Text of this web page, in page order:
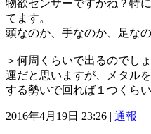
物欲センサーですかね？特
てます。
頭なのか、手なのか、足なの
＞何周くらいで出るのでし
運だと思いますが、メタル
する勢いで回れば１つくら
2016年4月19日 23:26 | 通報